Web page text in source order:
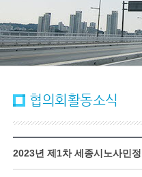
협의회활동소식
2023년 제1차 세종시노사민